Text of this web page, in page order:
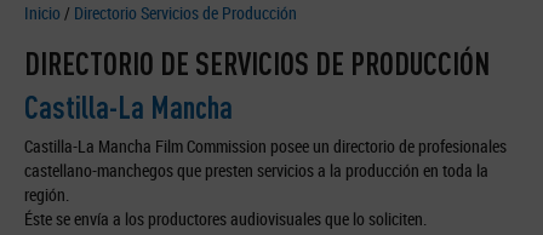
Inicio / Directorio Servicios de Producción
DIRECTORIO DE SERVICIOS DE PRODUCCIÓN
Castilla-La Mancha
Castilla-La Mancha Film Commission posee un directorio de profesionales
castellano-manchegos que presten servicios a la producción en toda la
región.
Éste se envía a los productores audiovisuales que lo soliciten.